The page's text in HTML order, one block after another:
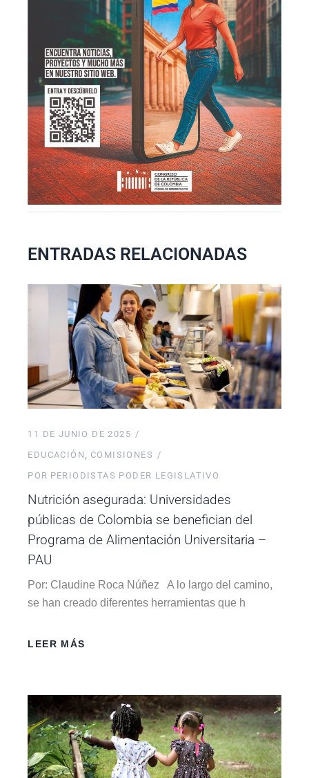
ENTRADAS RELACIONADAS
11 DE JUNIO DE 2025
EDUCACIÓN
COMISIONES
POR PERIODISTAS PODER LEGISLATIVO
Nutrición asegurada: Universidades
públicas de Colombia se benefician del
Programa de Alimentación Universitaria –
PAU
Por: Claudine Roca Núñez A lo largo del camino,
se han creado diferentes herramientas que h
LEER MÁS